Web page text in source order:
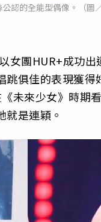
認的全能型偶像。（圖
女團HUR+成功
俱佳的表現獲
未來少女》時期
是連穎。